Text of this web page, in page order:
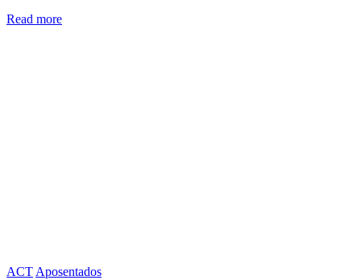
Read more
ACT Aposentados